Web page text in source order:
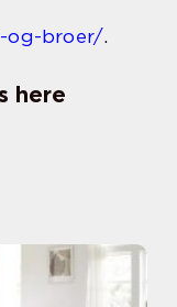
og-broer/.
here